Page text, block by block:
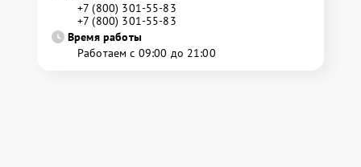
+7 (800) 301-55-83
+7 (800) 301-55-83
Время работы
Работаем с 09:00 до 21:00